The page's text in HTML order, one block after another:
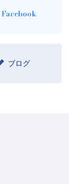
Facebook
ブログ